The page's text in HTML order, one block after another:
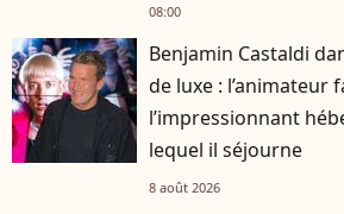
08:00
Benjamin Castaldi
de luxe : l’animateur
l’impressionnant
lequel il séjourne
8 août 2026